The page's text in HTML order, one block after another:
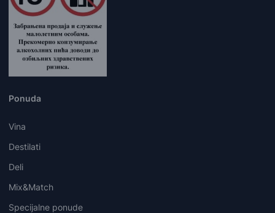
Ponuda
Vina
Destilati
Deli
Mix&Match
Specijalne ponude